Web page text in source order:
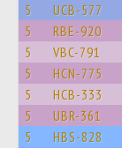
5 UCB-577
5 RBE-920
5 VBC-791
5 HCN-775
5 HCB-333
5 UBR-361
5 HBS-828